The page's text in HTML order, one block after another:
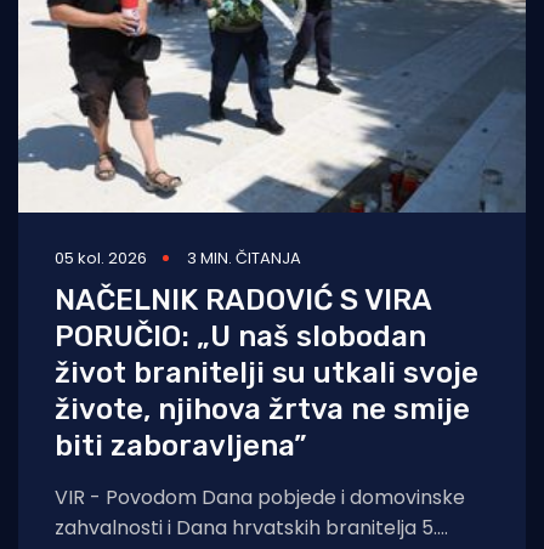
05 kol. 2026 3 MIN. ČITANJA
NAČELNIK RADOVIĆ S VIRA
PORUČIO: „U naš slobodan
život branitelji su utkali svoje
živote, njihova žrtva ne smije
biti zaboravljena”
VIR - Povodom Dana pobjede i domovinske
zahvalnosti i Dana hrvatskih branitelja 5.